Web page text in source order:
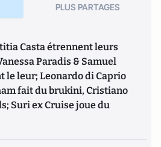
PLUS PARTAGES
Casta étrennent leurs
Paradis & Samuel
le leur; Leonardo di Caprio
fait du brukini, Cristiano
Suri ex Cruise joue du